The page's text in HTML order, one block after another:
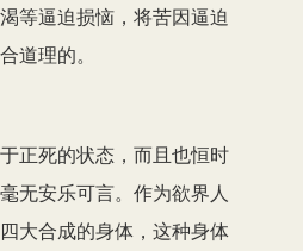
等逼迫损恼，将苦因逼迫
道理的。
正死的状态，而且也恒时
无安乐可言。作为欲界人
大合成的身体，这种身体